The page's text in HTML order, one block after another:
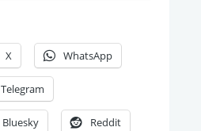
X WhatsApp
Telegram
Bluesky Reddit